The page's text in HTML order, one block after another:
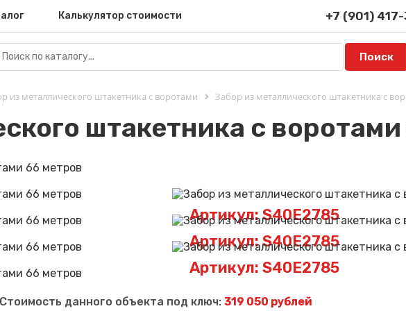
Калькулятор стоимости +7 (901)
из металлического штакетника с воротами Забор из металлического штакетника с
штакетника с
Артикул: S40E2785
Артикул: S40E2785
Артикул: S40E2785
Стоимость данного объекта под ключ: 319 050 рублей